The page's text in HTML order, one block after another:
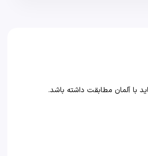
با آلمان مطابقت داشته باشد.